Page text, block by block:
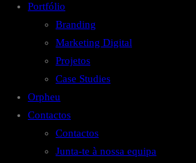
Portfólio
Branding
Marketing Digital
Projetos
Case Studies
Orpheu
Contactos
Contactos
Junta-te à nossa equipa